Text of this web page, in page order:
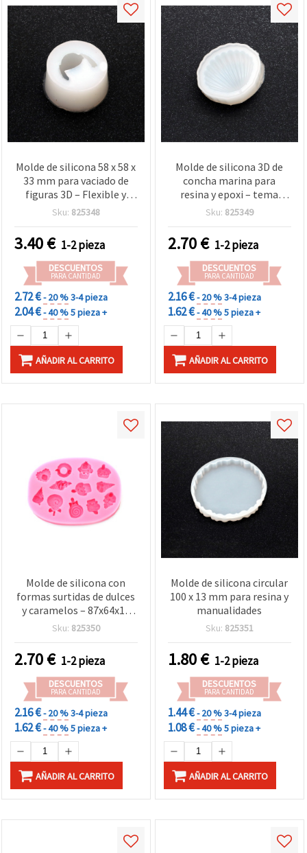
Molde de silicona 58 x 58 x
33 mm para vaciado de
figuras 3D – Flexible y
reutilizable, ideal para
epoxi, yeso, arcilla y jabón
Sku: 825348
3.40€ 1-2 pieza
DESCUENTOS
PARA CANTIDAD
2.72 €- 20 %3-4 pieza
2.04 €- 40 %5 pieza +
AÑADIR AL CARRITO
Molde de silicona 3D de
concha marina para
resina y epoxi – tema
oceánico realista, flexible
Sku: 825349
2.70€ 1-2 pieza
DESCUENTOS
PARA CANTIDAD
2.16 €- 20 %3-4 pieza
1.62 €- 40 %5 pieza +
AÑADIR AL CARRITO
Molde de silicona con
formas surtidas de dulces
y caramelos – 87x64x10
mm, flexible y
epoxi/UV, arcilla
polimérica, jabón y cera,
manualidades DIY
Sku: 825350
2.70€ 1-2 pieza
DESCUENTOS
PARA CANTIDAD
2.16 €- 20 %3-4 pieza
1.62 €- 40 %5 pieza +
AÑADIR AL CARRITO
Molde de silicona circular
100 x 13 mm para resina y
manualidades
Sku: 825351
1.80€ 1-2 pieza
DESCUENTOS
PARA CANTIDAD
1.44 €- 20 %3-4 pieza
1.08 €- 40 %5 pieza +
AÑADIR AL CARRITO